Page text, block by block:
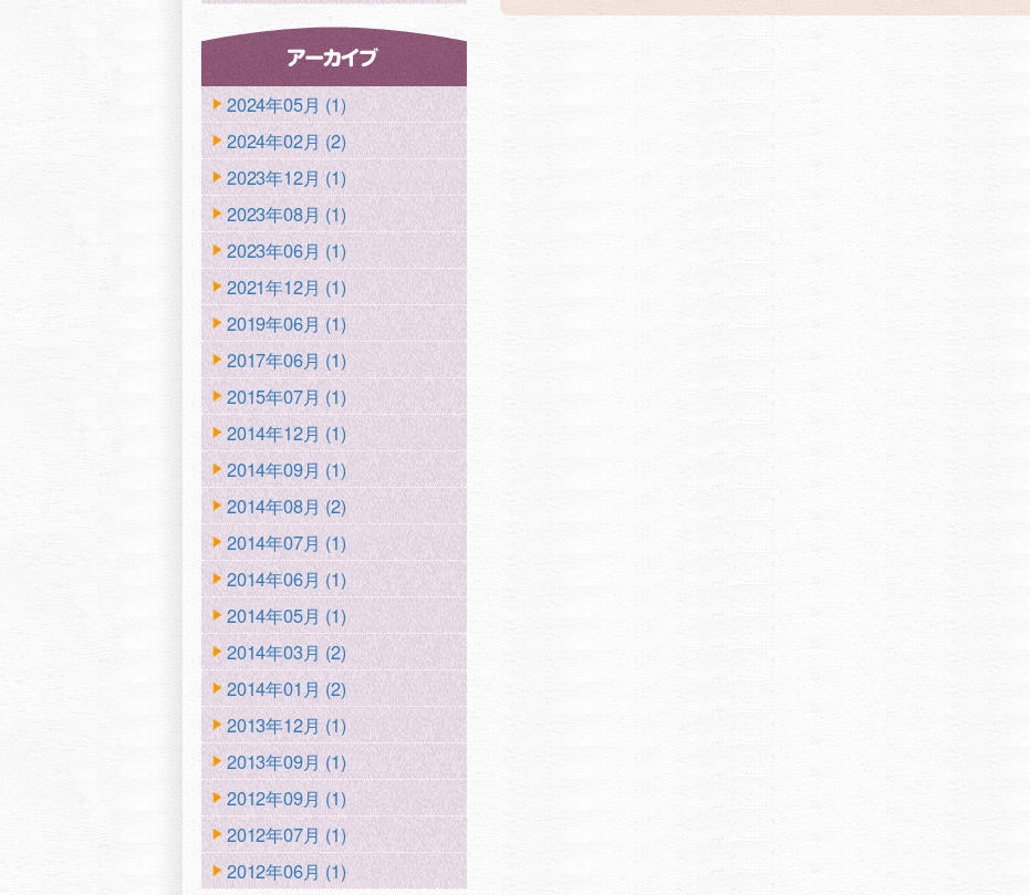
2024年05月 (1)
2024年02月 (2)
2023年12月 (1)
2023年08月 (1)
2023年06月 (1)
2021年12月 (1)
2019年06月 (1)
2017年06月 (1)
2015年07月 (1)
2014年12月 (1)
2014年09月 (1)
2014年08月 (2)
2014年07月 (1)
2014年06月 (1)
2014年05月 (1)
2014年03月 (2)
2014年01月 (2)
2013年12月 (1)
2013年09月 (1)
2012年09月 (1)
2012年07月 (1)
2012年06月 (1)